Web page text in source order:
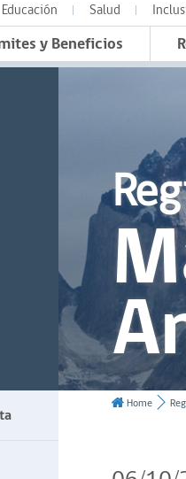
Educación Salud
y Beneficios
Home